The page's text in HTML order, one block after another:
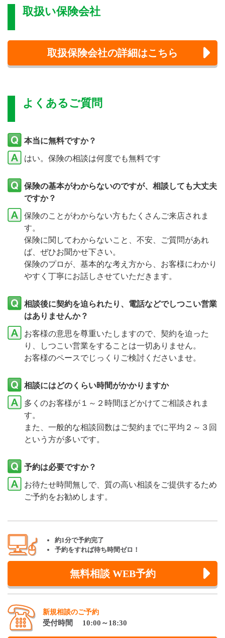
取扱い保険会社
取扱保険会社の詳細はこちら
よくあるご質問
本当に無料ですか？
はい。保険の相談は何度でも無料です
保険の基本がわからないのですが、相談しても大丈夫
ですか？
保険のことがわからない方もたくさんご来店されま
す。
保険に関してわからないこと、不安、ご質問があれ
ば、ぜひお聞かせ下さい。
保険のプロが、基本的な考え方から、お客様にわかり
やすく丁寧にお話しさせていただきます。
相談後に契約を迫られたり、電話などでしつこい営業
はありませんか？
お客様の意思を尊重いたしますので、契約を迫った
り、しつこい営業をすることは一切ありません。
お客様のペースでじっくりご検討くださいませ。
相談にはどのくらい時間がかかりますか
多くのお客様が１～２時間ほどかけてご相談されま
す。
また、一般的な相談回数はご契約までに平均２～３回
という方が多いです。
予約は必要ですか？
お待たせ時間無しで、質の高い相談をご提供するため
ご予約をお勧めします。
約1分で予約完了
予約をすれば待ち時間ゼロ！
無料相談 WEB予約
新規相談のご予約
受付時間 10:00～18:30